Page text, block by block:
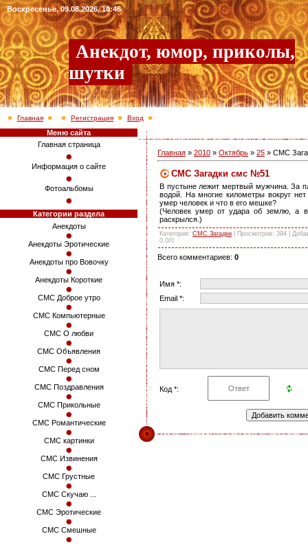
Воскресенье, 09.08.2026, 10:46
Анекдот, юмор, приколы,
шутки
Главная Регистрация Вход
Меню сайта
Главная страница
Информация о сайте
Фотоальбомы
Категории раздела
Анекдоты
Анекдоты Эротические
Анекдоты про Вовочку
Анекдоты Короткие
СМС Доброе утро
СМС Компьютерные
СМС О любви
СМС Объявления
СМС Перед сном
СМС Поздравления
СМС Прикольные
СМС Романтические
СМС картинки
СМС Извинения
СМС Грустные
СМС Скучаю ...
СМС Эротические
СМС Смешные
Главная » 2010 » Октябрь » 25 » СМС
СМС Загадки смс №51
В пустыне лежит мертвый мужчина. За
водой. На многие километры вокруг
умер человек и что в его мешке?
(Человек умер от удара об землю, а
раскрылся.)
Категория: СМС Загадки Просмотров: 394 |
0.0/0
Всего комментариев: 0
Имя *:
Email *:
Код *: